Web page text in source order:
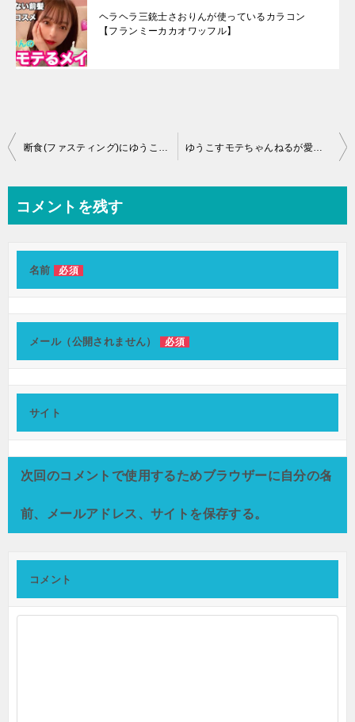
ヘラヘラ三銃士さおりんが使っているカラコン
【フランミーカカオワッフル】
投
ビ
ョ
断食(ファスティング)にゆうこすモテちゃんねるが挑戦！ダイエット ゆうこすモテちゃんねるが愛用のシャンプーines
コメントを残す
名前 必須
メール（公開されません） 必須
サイト
次回のコメントで使用するためブラウザーに自分の名
前、メールアドレス、サイトを保存する。
コメント